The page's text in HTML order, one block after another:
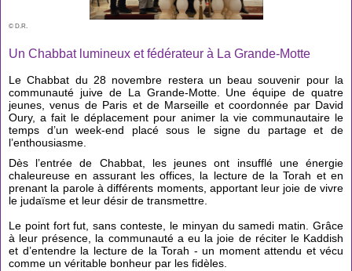
© D.R.
Un Chabbat lumineux et fédérateur à La Grande-Motte
Le Chabbat du 28 novembre restera un beau souvenir pour la
communauté juive de La Grande-Motte. Une équipe de quatre
jeunes, venus de Paris et de Marseille et coordonnée par David
Oury, a fait le déplacement pour animer la vie communautaire le
temps d’un week-end placé sous le signe du partage et de
l’enthousiasme.
Dès l’entrée de Chabbat, les jeunes ont insufflé une énergie
chaleureuse en assurant les offices, la lecture de la Torah et en
prenant la parole à différents moments, apportant leur joie de vivre
le judaïsme et leur désir de transmettre.
Le point fort fut, sans conteste, le minyan du samedi matin. Grâce
à leur présence, la communauté a eu la joie de réciter le Kaddish
et d’entendre la lecture de la Torah - un moment attendu et vécu
comme un véritable bonheur par les fidèles.